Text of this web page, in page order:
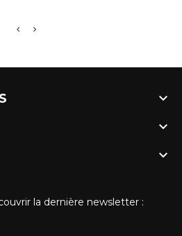



la dernière newsletter :